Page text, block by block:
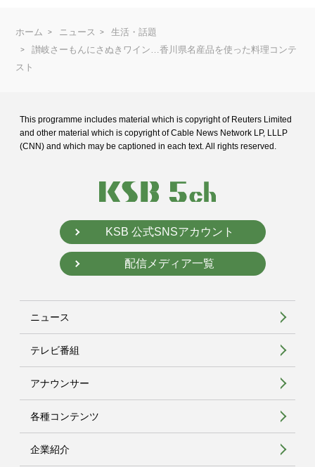
ホーム ニュース
生活・話題
讃岐さーもんにさぬきワイン…香川県名産品を使った料理コンテ
スト
This programme includes material which is copyright of Reuters Limited
and other material which is copyright of Cable News Network LP, LLLP
(CNN) and which may be captioned in each text. All rights reserved.
KSB 公式SNSアカウント
配信メディア一覧
ニュース
テレビ番組
アナウンサー
各種コンテンツ
企業紹介